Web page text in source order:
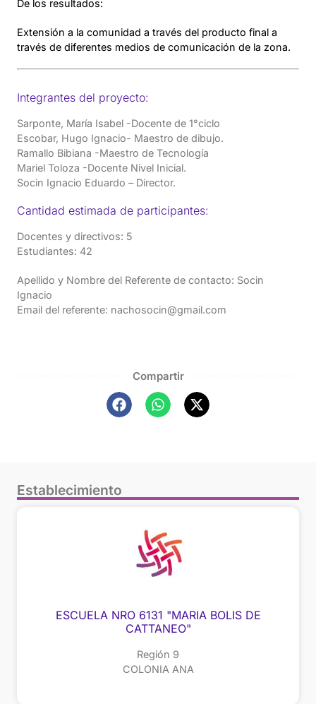
De los resultados:
Extensión a la comunidad a través del producto final a
través de diferentes medios de comunicación de la zona.
Integrantes del proyecto:
Sarponte, María Isabel -Docente de 1°ciclo
Escobar, Hugo Ignacio- Maestro de dibujo.
Ramallo Bibiana -Maestro de Tecnología
Mariel Toloza -Docente Nivel Inicial.
Socin Ignacio Eduardo – Director.
Cantidad estimada de participantes:
Docentes y directivos: 5
Estudiantes: 42
Apellido y Nombre del Referente de contacto: Socin
Ignacio
Email del referente: nachosocin@gmail.com
Compartir
Establecimiento
ESCUELA NRO 6131 "MARIA BOLIS DE
CATTANEO"
Región 9
COLONIA ANA